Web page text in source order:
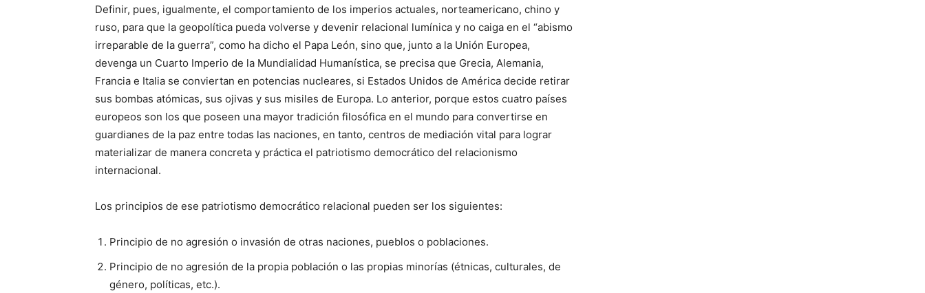
Definir, pues, igualmente, el comportamiento de los imperios actuales, norteamericano, chino y
ruso, para que la geopolítica pueda volverse y devenir relacional lumínica y no caiga en el “abismo
irreparable de la guerra”, como ha dicho el Papa León, sino que, junto a la Unión Europea,
devenga un Cuarto Imperio de la Mundialidad Humanística, se precisa que Grecia, Alemania,
Francia e Italia se conviertan en potencias nucleares, si Estados Unidos de América decide retirar
sus bombas atómicas, sus ojivas y sus misiles de Europa. Lo anterior, porque estos cuatro países
europeos son los que poseen una mayor tradición filosófica en el mundo para convertirse en
guardianes de la paz entre todas las naciones, en tanto, centros de mediación vital para lograr
materializar de manera concreta y práctica el patriotismo democrático del relacionismo
internacional.
Los principios de ese patriotismo democrático relacional pueden ser los siguientes:
Principio de no agresión o invasión de otras naciones, pueblos o poblaciones.
Principio de no agresión de la propia población o las propias minorías (étnicas, culturales, de
género, políticas, etc.).